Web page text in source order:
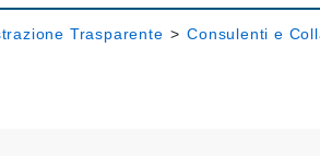
Trasparente > Consulenti e